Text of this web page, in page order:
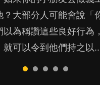
？大部分人可能會說「
為稱讚這些良好行為
就可以令到他們持之以
...